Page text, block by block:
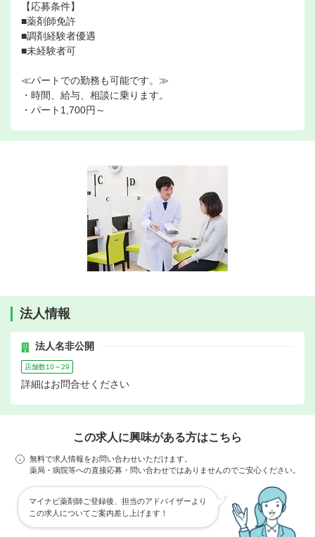
【応募条件】
■薬剤師免許
■調剤経験者優遇
■未経験者可
≪パートでの勤務も可能です。≫
・時間、給与、相談に乗ります。
・パート1,700円～
法人情報
法人名非公開
店舗数10～29
詳細はお問合せください
この求人に興味がある方はこちら
無料で求人情報をお問い合わせいただけます。
薬局・病院等への直接応募・問い合わせではありませんのでご安心ください。
マイナビ薬剤師ご登録後、担当のアドバイザーより
この求人についてご案内差し上げます！